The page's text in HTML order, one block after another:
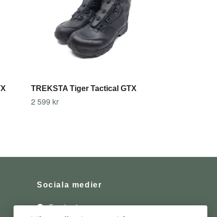
TREKSTA Tiger Tactical GTX
2 599 kr
Sociala medier
Facebook